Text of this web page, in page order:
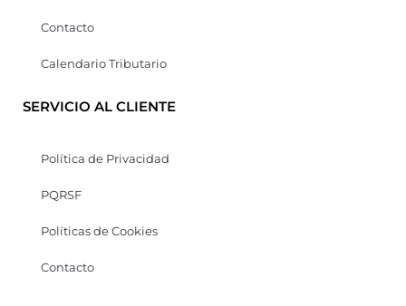
Contacto
Calendario Tributario
SERVICIO AL CLIENTE
Política de Privacidad
PQRSF
Políticas de Cookies
Contacto